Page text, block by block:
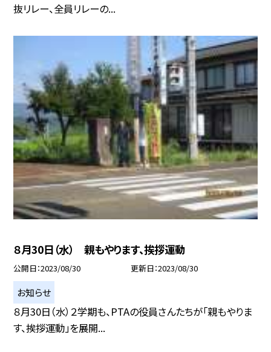
抜リレー、全員リレーの...
８月30日（水） 親もやります、挨拶運動
公開日 2023/08/30 更新日 2023/08/30
お知らせ
８月30日（水）２学期も、PTAの役員さんたちが「親もやりま
す、挨拶運動」を展開...